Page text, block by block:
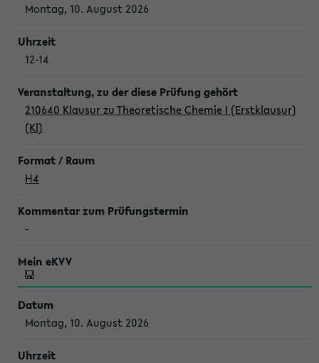
Montag, 10. August 2026
12-14
210640 Klausur zu Theoretische Chemie I (Erstklausur)
(Kl)
H4
-
Montag, 10. August 2026